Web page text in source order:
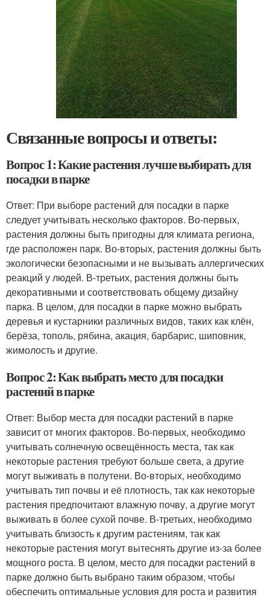
Связанные вопросы и ответы:
Вопрос 1: Какие растения лучше выбирать для
посадки в парке
Ответ: При выборе растений для посадки в парке
следует учитывать несколько факторов. Во-первых,
растения должны быть пригодны для климата региона,
где расположен парк. Во-вторых, растения должны быть
экологически безопасными и не вызывать аллергических
реакций у людей. В-третьих, растения должны быть
декоративными и соответствовать общему дизайну
парка. В целом, для посадки в парке можно выбрать
деревья и кустарники различных видов, таких как клён,
берёза, тополь, рябина, акация, барбарис, шиповник,
жимолость и другие.
Вопрос 2: Как выбрать место для посадки
растений в парке
Ответ: Выбор места для посадки растений в парке
зависит от многих факторов. Во-первых, необходимо
учитывать солнечную освещённость места, так как
некоторые растения требуют больше света, а другие
могут выживать в полутени. Во-вторых, необходимо
учитывать тип почвы и её плотность, так как некоторые
растения предпочитают влажную почву, а другие могут
выживать в более сухой почве. В-третьих, необходимо
учитывать близость к другим растениям, так как
некоторые растения могут вытеснять другие из-за более
мощного роста. В целом, место для посадки растений в
парке должно быть выбрано таким образом, чтобы
обеспечить оптимальные условия для роста и развития